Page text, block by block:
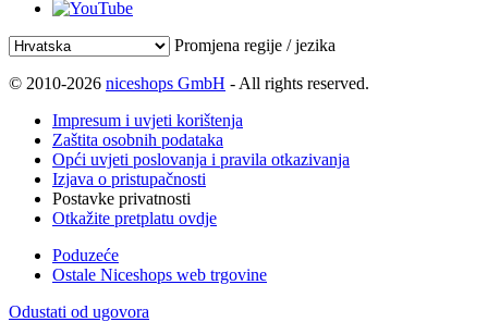
Promjena regije / jezika
© 2010-2026 niceshops GmbH - All rights reserved.
Impresum i uvjeti korištenja
Zaštita osobnih podataka
Opći uvjeti poslovanja i pravila otkazivanja
Izjava o pristupačnosti
Postavke privatnosti
Otkažite pretplatu ovdje
Poduzeće
Ostale Niceshops web trgovine
Odustati od ugovora